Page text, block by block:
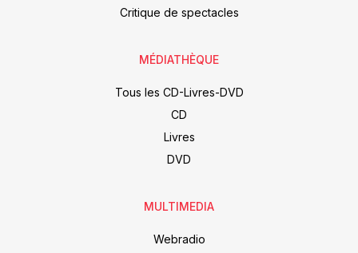
Critique de spectacles
MÉDIATHÈQUE
Tous les CD-Livres-DVD
CD
Livres
DVD
MULTIMEDIA
Webradio